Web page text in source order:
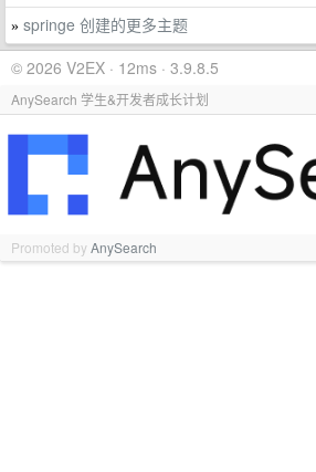
» springe 创建的更多主题
© 2026 V2EX · 12ms · 3.9.8.5
AnySearch 学生&开发者成长计划
Promoted byAnySearch